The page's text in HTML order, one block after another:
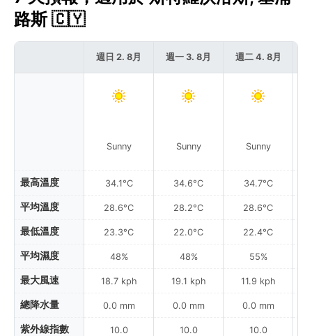
路斯 🇨🇾
最高溫度
平均溫度
最低溫度
平均濕度
最大風速
總降水量
紫外線指數
週日 2. 8月
Sunny
34.1°C
28.6°C
23.3°C
48%
18.7 kph
0.0 mm
10.0
週一 3. 8月
Sunny
34.6°C
28.2°C
22.0°C
48%
19.1 kph
0.0 mm
10.0
週二 4. 8月
Sunny
34.7°C
28.6°C
22.4°C
55%
11.9 kph
0.0 mm
10.0